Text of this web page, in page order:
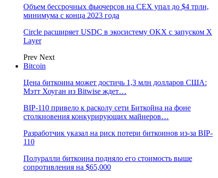
Объем бессрочных фьючерсов на CEX упал до $4 трлн,
минимума с конца 2023 года
Circle расширяет USDC в экосистему OKX с запуском X
Layer
Prev Next
Bitcoin
Цена биткоина может достичь 1,3 млн долларов США:
Мэтт Хоуган из Bitwise ждет…
BIP-110 привело к расколу сети Биткойна на фоне
столкновения конкурирующих майнеров…
Разработчик указал на риск потери биткоинов из-за BIP-
110
Полуралли биткоина подняло его стоимость выше
сопротивления на $65,000